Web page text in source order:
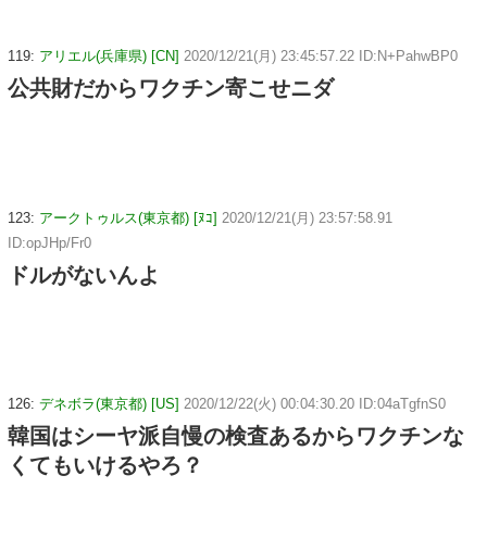
119: アリエル(兵庫県) [CN] 2020/12/21(月) 23:45:57.22 ID:N+PahwBP0
公共財だからワクチン寄こせニダ
123: アークトゥルス(東京都) [ﾇｺ] 2020/12/21(月) 23:57:58.91
ID:opJHp/Fr0
ドルがないんよ
126: デネボラ(東京都) [US] 2020/12/22(火) 00:04:30.20 ID:04aTgfnS0
韓国はシーヤ派自慢の検査あるからワクチンな
くてもいけるやろ？